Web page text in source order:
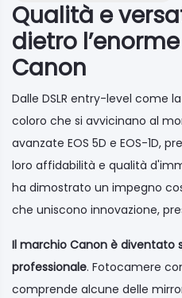
Qualità e
dietro
Canon
Dalle DSLR entry-level come
coloro che si avvicinano al
avanzate EOS 5D e EOS-1D,
loro affidabilità e qualità
ha dimostrato un impegno
che uniscono innovazione,
Il marchio Canon è diventato
professionale. Fotocamere
comprende alcune delle